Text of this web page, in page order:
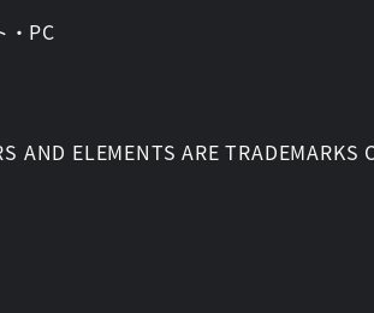
・PC
AND ELEMENTS ARE